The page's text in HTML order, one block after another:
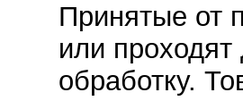
Принятые от
или
обработку.